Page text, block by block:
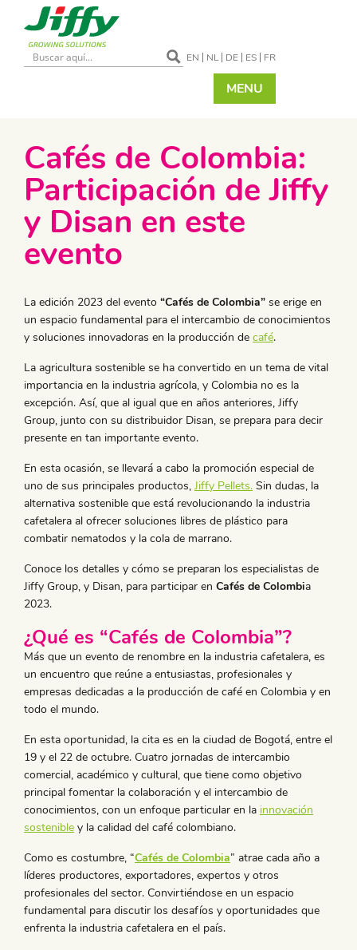
EN NL DE ES FR
MENU
Cafés de Colombia:
Participación de Jiffy
y Disan en este
evento
La edición 2023 del evento “Cafés de Colombia” se erige en
un espacio fundamental para el intercambio de conocimientos
y soluciones innovadoras en la producción de café.
La agricultura sostenible se ha convertido en un tema de vital
importancia en la industria agrícola, y Colombia no es la
excepción. Así, que al igual que en años anteriores, Jiffy
Group, junto con su distribuidor Disan, se prepara para decir
presente en tan importante evento.
En esta ocasión, se llevará a cabo la promoción especial de
uno de sus principales productos, Jiffy Pellets. Sin dudas, la
alternativa sostenible que está revolucionando la industria
cafetalera al ofrecer soluciones libres de plástico para
combatir nematodos y la cola de marrano.
Conoce los detalles y cómo se preparan los especialistas de
Jiffy Group, y Disan, para participar en Cafés de Colombia
2023.
¿Qué es “Cafés de Colombia”?
Más que un evento de renombre en la industria cafetalera, es
un encuentro que reúne a entusiastas, profesionales y
empresas dedicadas a la producción de café en Colombia y en
todo el mundo.
En esta oportunidad, la cita es en la ciudad de Bogotá, entre el
19 y el 22 de octubre. Cuatro jornadas de intercambio
comercial, académico y cultural, que tiene como objetivo
principal fomentar la colaboración y el intercambio de
conocimientos, con un enfoque particular en la innovación
sostenible y la calidad del café colombiano.
Como es costumbre, “Cafés de Colombia” atrae cada año a
líderes productores, exportadores, expertos y otros
profesionales del sector. Convirtiéndose en un espacio
fundamental para discutir los desafíos y oportunidades que
enfrenta la industria cafetalera en el país.